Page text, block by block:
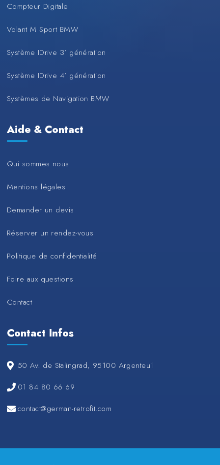
Compteur Digitale
Volant M Sport BMW
Système IDrive 3’ génération
Système IDrive 4’ génération
Systèmes de Navigation BMW
Aide & Contact
Qui sommes nous
Mentions légales
Demander un devis
Réserver un rendez-vous
Politique de confidentialité
Foire aux questions
Contact
Contact Infos
50 Av. de Stalingrad, 95100 Argenteuil
01 84 80 66 69
contact@german-retrofit.com